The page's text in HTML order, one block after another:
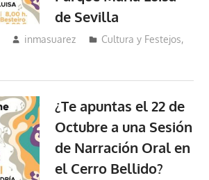
de Sevilla
inmasuarez Cultura y Festejos,
¿Te apuntas el 22 de
Octubre a una Sesión
de Narración Oral en
el Cerro Bellido?